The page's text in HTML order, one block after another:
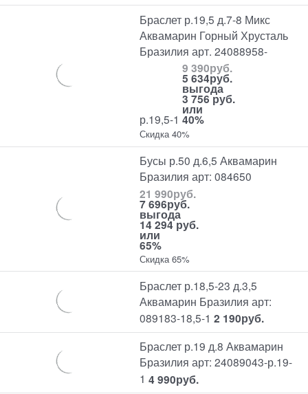
Браслет р.19,5 д.7-8 Микс
Аквамарин Горный Хрусталь
Бразилия арт. 24088958-
р.19,5-1
9 390руб.
5 634руб.
выгода
3 756 руб.
или
40%
Скидка 40%
Бусы р.50 д.6,5 Аквамарин
Бразилия арт: 084650
21 990руб.
7 696руб.
выгода
14 294 руб.
или
65%
Скидка 65%
Браслет р.18,5-23 д.3,5
Аквамарин Бразилия арт:
089183-18,5-1 2 190руб.
Браслет р.19 д.8 Аквамарин
Бразилия арт: 24089043-р.19-
1 4 990руб.